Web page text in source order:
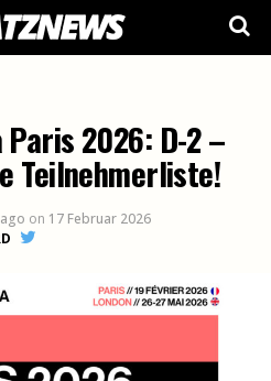
Paris 2026: D-2 –
Teilnehmerliste!
on 17 Februar 2026